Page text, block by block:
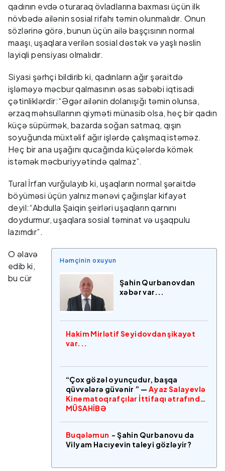
qadının evdə oturaraq övladlarına baxması üçün ilk
növbədə ailənin sosial rifahı təmin olunmalıdır. Onun
sözlərinə görə, bunun üçün ailə başçısının normal
maaşı, uşaqlara verilən sosial dəstək və yaşlı nəslin
layiqli pensiyası olmalıdır.
Siyasi şərhçi bildirib ki, qadınların ağır şəraitdə
işləməyə məcbur qalmasının əsas səbəbi iqtisadi
çətinliklərdir:“Əgər ailənin dolanışığı təmin olunsa,
ərzaq məhsullarının qiyməti münasib olsa, heç bir qadın
küçə süpürmək, bazarda soğan satmaq, qışın
soyuğunda müxtəlif ağır işlərdə çalışmaq istəməz.
Heç bir ana uşağını qucağında küçələrdə kömək
istəmək məcburiyyətində qalmaz”.
Tural İrfan vurğulayıb ki, uşaqların normal şəraitdə
böyüməsi üçün yalnız mənəvi çağırışlar kifayət
deyil:“Abdulla Şaiqin şeirləri uşaqların qarnını
doydurmur, uşaqlara sosial təminat və uşaqpulu
lazımdır”.
Həmçinin oxuyun
Şahin Qurbanovdan
xəbər var...
Hakim Mirlətif Seyidovdan şikayət
var...
“Çox gözəl oyunçudur, başqa
qüvvələrə güvənir ” — Ayaz Salayevlə
Kinematoqrafçılar İttifaqı ətrafında
MÜSAHİBƏ
Buqələmun - Şahin Qurbanovu da
Vilyam Hacıyevin taleyi gözləyir?
O əlavə
edib ki,
bu cür